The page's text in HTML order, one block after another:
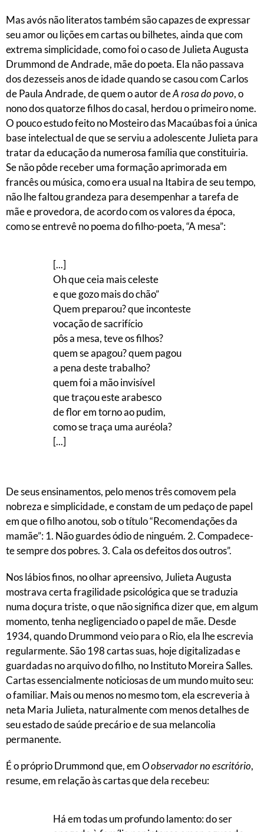
Mas avós não literatos também são capazes de expressar
seu amor ou lições em cartas ou bilhetes, ainda que com
extrema simplicidade, como foi o caso de Julieta Augusta
Drummond de Andrade, mãe do poeta. Ela não passava
dos dezesseis anos de idade quando se casou com Carlos
de Paula Andrade, de quem o autor deA rosa do povo, o
nono dos quatorze filhos do casal, herdou o primeiro nome.
O pouco estudo feito no Mosteiro das Macaúbas foi a única
base intelectual de que se serviu a adolescente Julieta para
tratar da educação da numerosa família que constituiria.
Se não pôde receber uma formação aprimorada em
francês ou música, como era usual na Itabira de seu tempo,
não lhe faltou grandeza para desempenhar a tarefa de
mãe e provedora, de acordo com os valores da época,
como se entrevê no poema do filho-poeta, “A mesa”:
[...]
Oh que ceia mais celeste
e que gozo mais do chão”
Quem preparou? que inconteste
vocação de sacrifício
pôs a mesa, teve os filhos?
quem se apagou? quem pagou
a pena deste trabalho?
quem foi a mão invisível
que traçou este arabesco
de flor em torno ao pudim,
como se traça uma auréola?
[...]
De seus ensinamentos, pelo menos três comovem pela
nobreza e simplicidade, e constam de um pedaço de papel
em que o filho anotou, sob o título “Recomendações da
mamãe”: 1. Não guardes ódio de ninguém. 2. Compadece-
te sempre dos pobres. 3. Cala os defeitos dos outros”.
Nos lábios finos, no olhar apreensivo, Julieta Augusta
mostrava certa fragilidade psicológica que se traduzia
numa doçura triste, o que não significa dizer que, em algum
momento, tenha negligenciado o papel de mãe. Desde
1934, quando Drummond veio para o Rio, ela lhe escrevia
regularmente. São 198 cartas suas, hoje digitalizadas e
guardadas no arquivo do filho, no Instituto Moreira Salles.
Cartas essencialmente noticiosas de um mundo muito seu:
o familiar. Mais ou menos no mesmo tom, ela escreveria à
neta Maria Julieta, naturalmente com menos detalhes de
seu estado de saúde precário e de sua melancolia
permanente.
É o próprio Drummond que, emO observador no escritório,
resume, em relação às cartas que dela recebeu:
Há em todas um profundo lamento: do ser